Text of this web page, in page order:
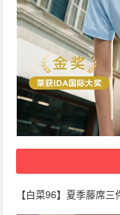
【白菜96】夏季藤席